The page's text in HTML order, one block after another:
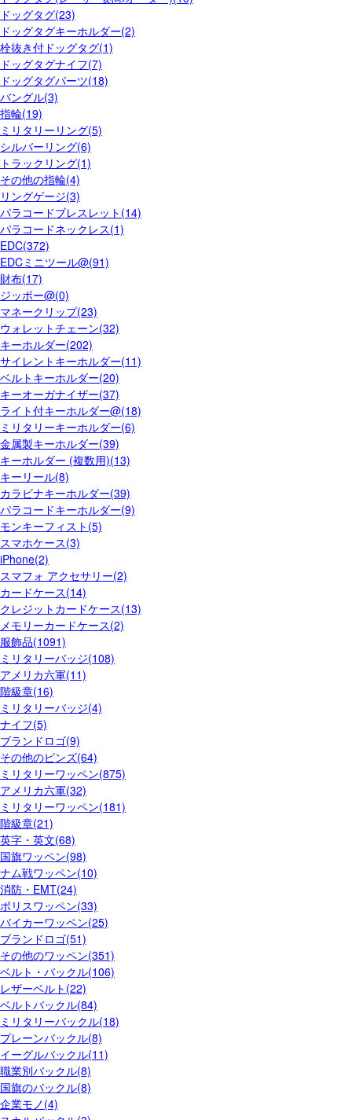
ドッグタグ(23)
ドッグタグキーホルダー(2)
栓抜き付ドッグタグ(1)
ドッグタグナイフ(7)
ドッグタグパーツ(18)
バングル(3)
指輪(19)
ミリタリーリング(5)
シルバーリング(6)
トラックリング(1)
その他の指輪(4)
リングゲージ(3)
パラコードブレスレット(14)
パラコードネックレス(1)
EDC(372)
EDCミニツール@(91)
財布(17)
ジッポー@(0)
マネークリップ(23)
ウォレットチェーン(32)
キーホルダー(202)
サイレントキーホルダー(11)
ベルトキーホルダー(20)
キーオーガナイザー(37)
ライト付キーホルダー@(18)
ミリタリーキーホルダー(6)
金属製キーホルダー(39)
キーホルダー (複数用)(13)
キーリール(8)
カラビナキーホルダー(39)
パラコードキーホルダー(9)
モンキーフィスト(5)
スマホケース(3)
iPhone(2)
スマフォ アクセサリー(2)
カードケース(14)
クレジットカードケース(13)
メモリーカードケース(2)
服飾品(1091)
ミリタリーバッジ(108)
アメリカ六軍(11)
階級章(16)
ミリタリーバッジ(4)
ナイフ(5)
ブランドロゴ(9)
その他のピンズ(64)
ミリタリーワッペン(875)
アメリカ六軍(32)
ミリタリーワッペン(181)
階級章(21)
英字・英文(68)
国旗ワッペン(98)
ナム戦ワッペン(10)
消防・EMT(24)
ポリスワッペン(33)
バイカーワッペン(25)
ブランドロゴ(51)
その他のワッペン(351)
ベルト・バックル(106)
レザーベルト(22)
ベルトバックル(84)
ミリタリーバックル(18)
プレーンバックル(8)
イーグルバックル(11)
職業別バックル(8)
国旗のバックル(8)
企業モノ(4)